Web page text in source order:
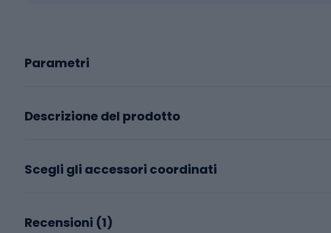
Parametri
Descrizione del prodotto
Scegli gli accessori coordinati
Recensioni (1)